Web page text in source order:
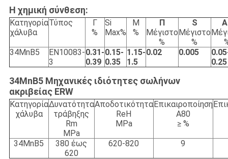
Η χημική σύνθεση:
Κατηγορία
χάλυβα
Τύπος
Γ
%
Si
Max%
Μ
%
Π
Μέγιστο
%
S
Μέγιστο
%
34MnB5
EN10083-
3
0.31-
0.39
0.15-
0.35
1.15-
1.5
0.02 0.005
0.25
34MnB5 Μηχανικές ιδιότητες σωλήνων
ακριβείας ERW
Κατηγορία
χάλυβα
Δυνατότητα
τράβηξης
Rm
MPa
Αποδοτικότητα
ReH
MPa
Επικαιροποίηση
Α80
≥ %
34MnB5
380 έως
620
620-820 9